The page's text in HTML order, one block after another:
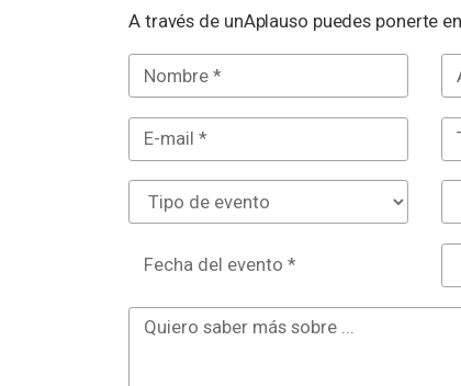
A través de unAplauso puedes ponerte
Fecha del evento *